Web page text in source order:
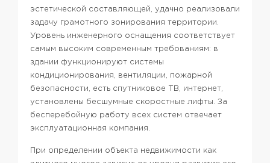
эстетической составляющей, удачно реализовали
задачу грамотного зонирования территории.
Уровень инженерного оснащения соответствует
самым высоким современным требованиям: в
здании функционируют системы
кондиционирования, вентиляции, пожарной
безопасности, есть спутниковое ТВ, интернет,
установлены бесшумные скоростные лифты. За
бесперебойную работу всех систем отвечает
эксплуатационная компания.
При определении объекта недвижимости как